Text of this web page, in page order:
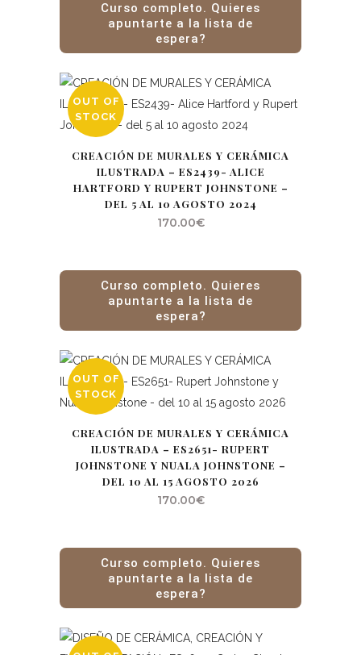
Curso completo. Quieres
apuntarte a la lista de
espera?
OUT OF
STOCK
CREACIÓN DE MURALES Y CERÁMICA
ILUSTRADA – ES2439- ALICE
HARTFORD Y RUPERT JOHNSTONE –
DEL 5 AL 10 AGOSTO 2024
170.00€
Curso completo. Quieres
apuntarte a la lista de
espera?
OUT OF
STOCK
CREACIÓN DE MURALES Y CERÁMICA
ILUSTRADA – ES2651- RUPERT
JOHNSTONE Y NUALA JOHNSTONE –
DEL 10 AL 15 AGOSTO 2026
170.00€
Curso completo. Quieres
apuntarte a la lista de
espera?